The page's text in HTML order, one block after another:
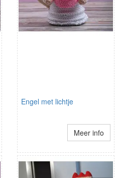
Engel met lichtje
Meer info